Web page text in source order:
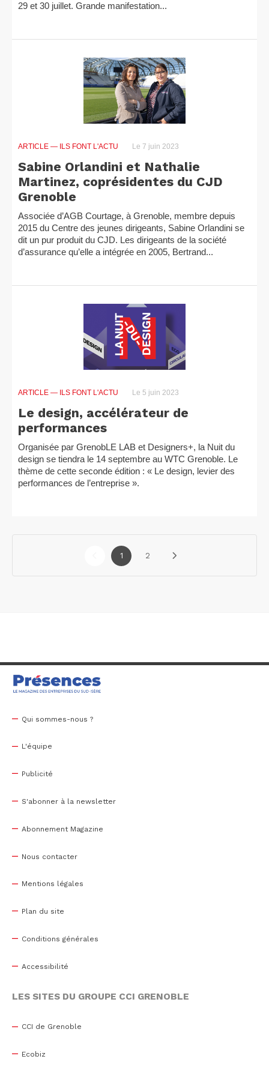
29 et 30 juillet. Grande manifestation...
ARTICLE — ILS FONT L'ACTU Le 7 juin 2023
Sabine Orlandini et Nathalie
Martinez, coprésidentes du CJD
Grenoble
Associée d’AGB Courtage, à Grenoble, membre depuis
2015 du Centre des jeunes dirigeants, Sabine Orlandini se
dit un pur produit du CJD. Les dirigeants de la société
d’assurance qu’elle a intégrée en 2005, Bertrand...
ARTICLE — ILS FONT L'ACTU Le 5 juin 2023
Le design, accélérateur de
performances
Organisée par GrenobLE LAB et Designers+, la Nuit du
design se tiendra le 14 septembre au WTC Grenoble. Le
thème de cette seconde édition : « Le design, levier des
performances de l’entreprise ».
1 2
Qui sommes-nous ?
L'équipe
Publicité
S'abonner à la newsletter
Abonnement Magazine
Nous contacter
Mentions légales
Plan du site
Conditions générales
Accessibilité
LES SITES DU GROUPE CCI GRENOBLE
CCI de Grenoble
Ecobiz